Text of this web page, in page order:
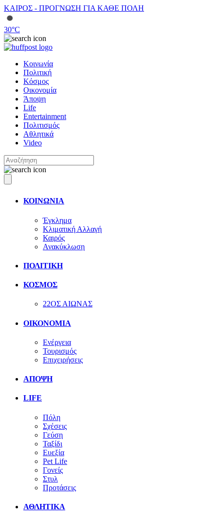
ΚΑΙΡΟΣ - ΠΡΟΓΝΩΣΗ ΓΙΑ ΚΑΘΕ ΠΟΛΗ
30°C
Κοινωνία
Πολιτική
Κόσμος
Οικονομία
Άποψη
Life
Entertainment
Πολιτισμός
Αθλητικά
Video
ΚΟΙΝΩΝΙΑ
Έγκλημα
Κλιματική Αλλαγή
Καιρός
Ανακύκλωση
ΠΟΛΙΤΙΚΗ
ΚΟΣΜΟΣ
22ΟΣ ΑΙΩΝΑΣ
ΟΙΚΟΝΟΜΙΑ
Ενέργεια
Τουρισμός
Επιχειρήσεις
ΑΠΟΨΗ
LIFE
Πόλη
Σχέσεις
Γεύση
Ταξίδι
Ευεξία
Pet Life
Γονείς
Στυλ
Προτάσεις
ΑΘΛΗΤΙΚΑ